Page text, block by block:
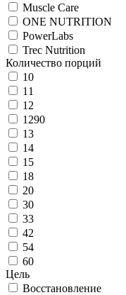
Muscle Care
ONE NUTRITION
PowerLabs
Trec Nutrition
Количество порций
10
11
12
1290
13
14
15
18
20
30
33
42
54
60
Цель
Восстановление